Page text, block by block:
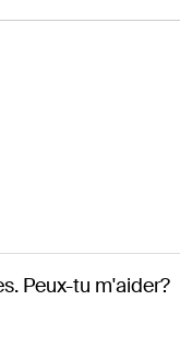
Peux-tu m'aider?